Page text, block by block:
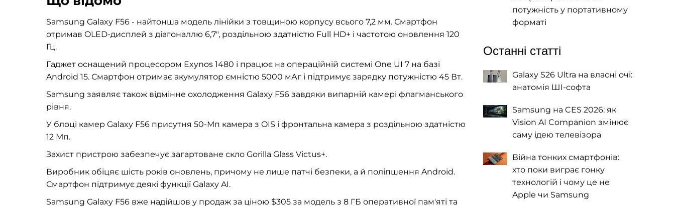
Samsung Galaxy F56 - найтонша модель лінійки з товщиною корпусу всього 7,2 мм. Смартфон
отримав OLED-дисплей з діагоналлю 6,7″, роздільною здатністю Full HD+ і частотою оновлення 120
Гц.
Гаджет оснащений процесором Exynos 1480 і працює на операційній системі One UI 7 на базі
Android 15. Смартфон отримає акумулятор ємністю 5000 мАг і підтримує зарядку потужністю 45 Вт.
Samsung заявляє також відмінне охолодження Galaxy F56 завдяки випарній камері флагманського
рівня.
У блоці камер Galaxy F56 присутня 50-Мп камера з OIS і фронтальна камера з роздільною здатністю
12 Мп.
Захист пристрою забезпечує загартоване скло Gorilla Glass Victus+.
Виробник обіцяє шість років оновлень, причому не лише патчі безпеки, а й поліпшення Android.
Смартфон підтримує деякі функції Galaxy AI.
Samsung Galaxy F56 вже надійшов у продаж за ціною $305 за модель з 8 ГБ оперативної пам'яті та
потужність у портативному
форматі
Останні статті
Galaxy S26 Ultra на власні очі:
анатомія ШІ-софта
Samsung на CES 2026: як
Vision AI Companion змінює
саму ідею телевізора
Війна тонких смартфонів:
хто поки виграє гонку
технологій і чому це не
Apple чи Samsung